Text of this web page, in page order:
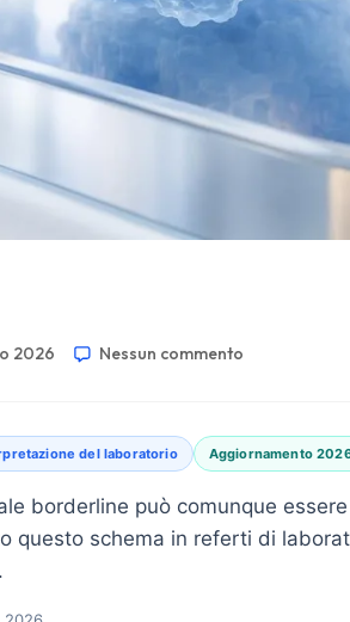
2026 Nessun commento
del laboratorio Aggiornamento
borderline può comunque
questo schema in referti di